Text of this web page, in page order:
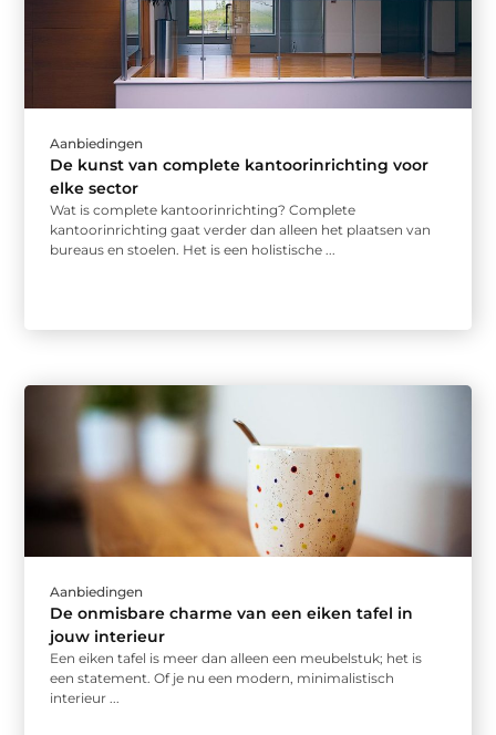
Aanbiedingen
De kunst van complete kantoorinrichting voor
elke sector
Wat is complete kantoorinrichting? Complete
kantoorinrichting gaat verder dan alleen het plaatsen van
bureaus en stoelen. Het is een holistische ...
Aanbiedingen
De onmisbare charme van een eiken tafel in
jouw interieur
Een eiken tafel is meer dan alleen een meubelstuk; het is
een statement. Of je nu een modern, minimalistisch
interieur ...